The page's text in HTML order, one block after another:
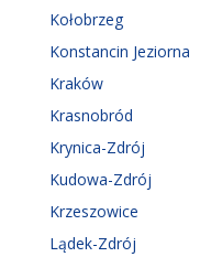
Kołobrzeg
Konstancin Jeziorna
Kraków
Krasnobród
Krynica-Zdrój
Kudowa-Zdrój
Krzeszowice
Lądek-Zdrój